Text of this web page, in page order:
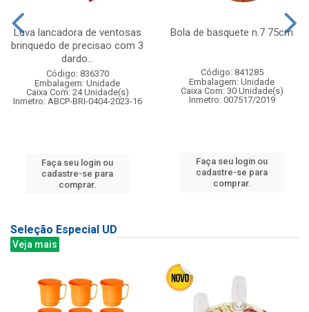
Luva lancadora de ventosas
brinquedo de precisao com 3
dardo...
Código: 836370
Embalagem: Unidade
Caixa Com: 24 Unidade(s)
Inmetro: ABCP-BRI-0404-2023-16
Faça seu login ou
cadastre-se para
comprar.
Bola de basquete n.7 75cm
Código: 841285
Embalagem: Unidade
Caixa Com: 30 Unidade(s)
Inmetro: 007517/2019
Faça seu login ou
cadastre-se para
comprar.
Seleção Especial UD
Veja mais